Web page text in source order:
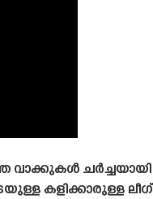
വാക്കുകൾ ചർച്ചയായി
കളിക്കാരുള്ള ലീഗ്